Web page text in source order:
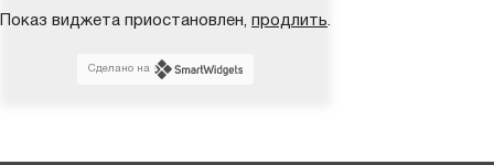
Показ виджета приостановлен, продлить.
Сделано на